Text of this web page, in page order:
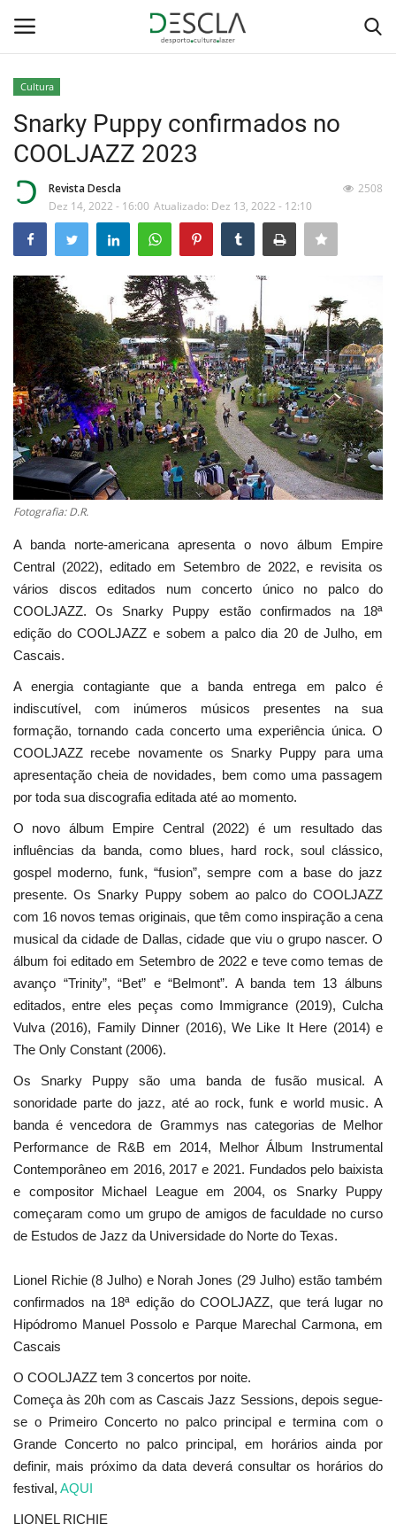
Home
...by Descla
Desporto
Contactos
Sobre Nós
Educação
Estatuto Editorial
Saúde
Ficha técnica
Cultura
Lazer
Ambiente
Cultura
Snarky Puppy confirmados no
COOLJAZZ 2023
Revista Descla
Dez 14, 2022 - 16:00 Atualizado: Dez 13, 2022 - 12:10
2508
Fotografia: D.R.
A banda norte-americana apresenta o novo álbum Empire
Central (2022), editado em Setembro de 2022, e revisita os
vários discos editados num concerto único no palco do
COOLJAZZ. Os Snarky Puppy estão confirmados na 18ª
edição do COOLJAZZ e sobem a palco dia 20 de Julho, em
Cascais.
A energia contagiante que a banda entrega em palco é
indiscutível, com inúmeros músicos presentes na sua
formação, tornando cada concerto uma experiência única. O
COOLJAZZ recebe novamente os Snarky Puppy para uma
apresentação cheia de novidades, bem como uma passagem
por toda sua discografia editada até ao momento.
O novo álbum Empire Central (2022) é um resultado das
influências da banda, como blues, hard rock, soul clássico,
gospel moderno, funk, “fusion”, sempre com a base do jazz
presente. Os Snarky Puppy sobem ao palco do COOLJAZZ
com 16 novos temas originais, que têm como inspiração a cena
musical da cidade de Dallas, cidade que viu o grupo nascer. O
álbum foi editado em Setembro de 2022 e teve como temas de
avanço “Trinity”, “Bet” e “Belmont”. A banda tem 13 álbuns
editados, entre eles peças como Immigrance (2019), Culcha
Vulva (2016), Family Dinner (2016), We Like It Here (2014) e
The Only Constant (2006).
Os Snarky Puppy são uma banda de fusão musical. A
sonoridade parte do jazz, até ao rock, funk e world music. A
banda é vencedora de Grammys nas categorias de Melhor
Performance de R&B em 2014, Melhor Álbum Instrumental
Contemporâneo em 2016, 2017 e 2021. Fundados pelo baixista
e compositor Michael League em 2004, os Snarky Puppy
começaram como um grupo de amigos de faculdade no curso
de Estudos de Jazz da Universidade do Norte do Texas.
Lionel Richie (8 Julho) e Norah Jones (29 Julho) estão também
confirmados na 18ª edição do COOLJAZZ, que terá lugar no
Hipódromo Manuel Possolo e Parque Marechal Carmona, em
Cascais
O COOLJAZZ tem 3 concertos por noite.
Começa às 20h com as Cascais Jazz Sessions, depois segue-
se o Primeiro Concerto no palco principal e termina com o
Grande Concerto no palco principal, em horários ainda por
definir, mais próximo da data deverá consultar os horários do
festival, AQUI
LIONEL RICHIE